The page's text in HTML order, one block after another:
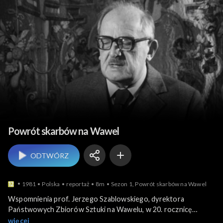
Niecodzienne historie
Powrót skarbów na Wawel
ODTWÓRZ
1981 Polska reportaż 8m Sezon 1, Powrót skarbów na Wawel
Wspomnienia prof. Jerzego Szablowskiego, dyrektora
Państwowych Zbiorów Sztuki na Wawelu, w 20. rocznicę
powrotu do Polski wawelskich arrasów. Wawelskie skarby
więcej